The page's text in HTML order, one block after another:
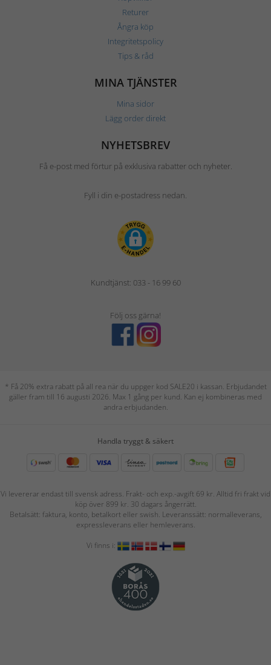
Returer
Ångra köp
Integritetspolicy
Tips & råd
MINA TJÄNSTER
Mina sidor
Lägg order direkt
NYHETSBREV
Få e-post med förtur på exklusiva rabatter och nyheter.
Fyll i din e-postadress nedan.
Kundtjänst: 033 - 16 99 60
Följ oss gärna!
* Få 20% extra rabatt på all rea när du uppger kod SALE20 i kassan. Erbjudandet
gäller fram till 16 augusti 2026. Max 1 gång per kund. Kan ej kombineras med
andra erbjudanden.
Handla tryggt & säkert
Vi levererar endast till svensk adress. Frakt- och exp.-avgift 69 kr. Alltid fri frakt vid
köp över 899 kr. 30 dagars ångerrätt.
Betalsätt: faktura, konto, betalkort eller swish. Leveranssätt: normalleverans,
expressleverans eller hemleverans.
Vi finns i: